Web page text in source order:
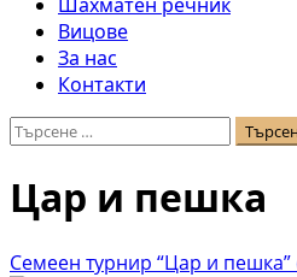
Вицове
За нас
Контакти
Търсене
Цар и пешка
Семеен турнир “Цар и